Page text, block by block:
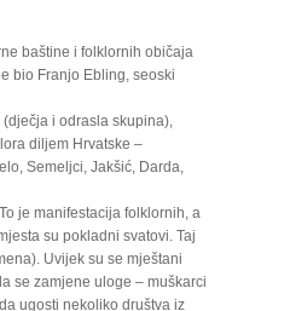
baštine i folklornih običaja
bio Franjo Ebling, seoski
i odrasla skupina),
diljem Hrvatske –
Semeljci, Jakšić, Darda,
je manifestacija folklornih, a
su pokladni svatovi. Taj
Uvijek su se mještani
se zamjene uloge – muškarci
ugosti nekoliko društva iz